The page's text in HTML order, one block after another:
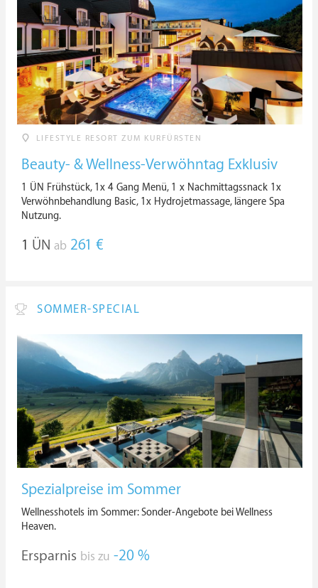
LIFESTYLE RESORT ZUM KURFÜRSTEN
Beauty- & Wellness-Verwöhntag Exklusiv
1 ÜN Frühstück, 1x 4 Gang Menü, 1 x Nachmittagssnack 1x
Verwöhnbehandlung Basic, 1x Hydrojetmassage, längere Spa
Nutzung.
1 ÜN ab 261 €
SOMMER-SPECIAL
Spezialpreise im Sommer
Wellnesshotels im Sommer: Sonder-Angebote bei Wellness
Heaven.
Ersparnis bis zu -20 %